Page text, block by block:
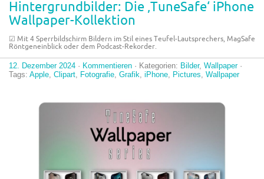
Hintergrundbilder: Die ‚TuneSafe‘ iPhone
Wallpaper-Kollektion
☑︎ Mit 4 Sperrbildschirm Bildern im Stil eines Teufel-Lautsprechers, MagSafe
Röntgeneinblick oder dem Podcast-Rekorder.
12. Dezember 2024 · Kommentieren · Kategorien: Bilder, Wallpaper·
Tags: Apple, Clipart, Fotografie, Grafik, iPhone, Pictures, Wallpaper